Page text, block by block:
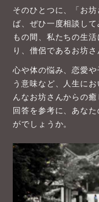
そのひとつに、「お
ば、ぜひ一度相談し
もの間、私たちの生
り、僧侶であるお坊
心や体の悩み、恋愛
う意味など、人生に
んなお坊さんからの
回答を参考に、あな
がでしょうか。